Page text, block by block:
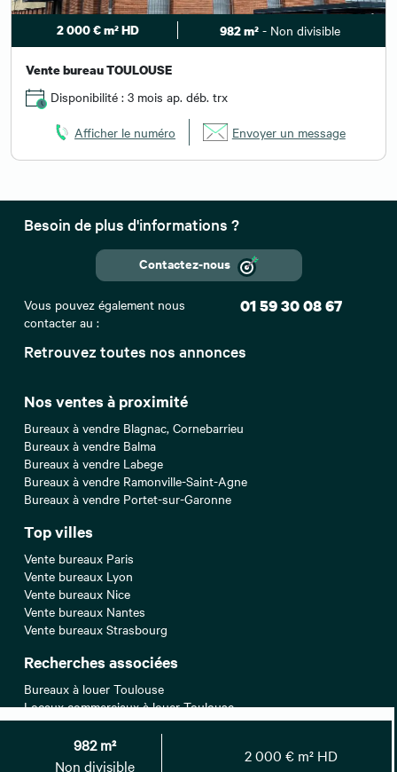
982 m²
Non divisible
2 000 € m² HD
2 000 € m² HD 982 m² - Non divisible
Vente bureau TOULOUSE
Disponibilité : 3 mois ap. déb. trx
Afficher le numéro Envoyer un message
Retrouvez toutes nos annonces
Nos ventes à proximité
Bureaux à vendre Blagnac, Cornebarrieu
Bureaux à vendre Balma
Bureaux à vendre Labege
Bureaux à vendre Ramonville-Saint-Agne
Bureaux à vendre Portet-sur-Garonne
Top villes
Vente bureaux Paris
Vente bureaux Lyon
Vente bureaux Nice
Vente bureaux Nantes
Vente bureaux Strasbourg
Recherches associées
Bureaux à louer Toulouse
Locaux commerciaux à louer Toulouse
Locaux commerciaux à vendre Toulouse
Locaux commerciaux à céder Toulouse
Besoin de plus d'informations ?
Contactez-nous
Vous pouvez également nous
contacter au :
01 59 30 08 67